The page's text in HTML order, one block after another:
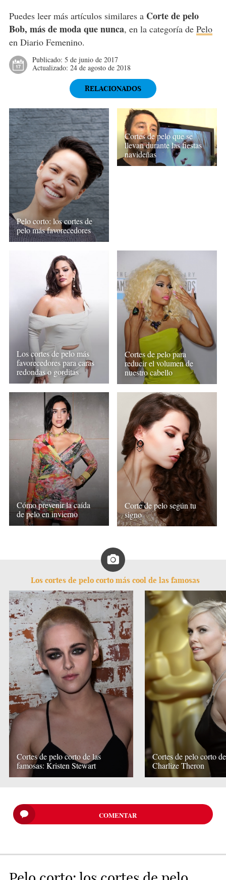
Puedes leer más artículos similares a Corte de pelo
Bob, más de moda que nunca, en la categoría de Pelo
en Diario Femenino.
Publicado: 5 de junio de 2017
Actualizado: 24 de agosto de 2018
RELACIONADOS
Pelo corto: los cortes de
pelo más favorecedores
Cortes de pelo que se
llevan durante las fiestas
navideñas
Los cortes de pelo más
favorecedores para caras
redondas o gorditas
Cortes de pelo para
reducir el volumen de
nuestro cabello
Cómo prevenir la caída
de pelo en invierno
Corte de pelo según tu
signo
Los cortes de pelo corto más cool de las famosas
Cortes de pelo corto de las
famosas: Kristen Stewart
Cortes de pelo corto
Charlize Theron
COMENTAR